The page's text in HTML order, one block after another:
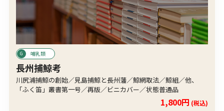
哺乳類
長州捕鯨考
川尻浦捕鯨の創始／見島捕鯨と長州藩／鯨網取法／鯨組／他、
「ふく笛」叢書第一号／再版／ビニカバー／状態普通品
1,800円 (税込)